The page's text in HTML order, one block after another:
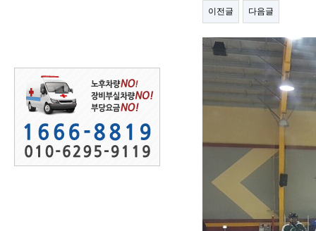
이전글 다음글